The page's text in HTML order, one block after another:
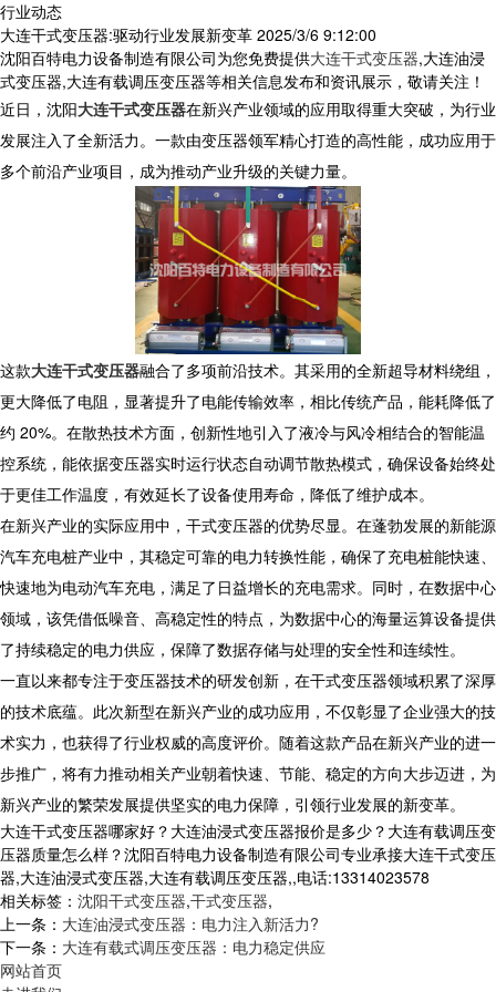
行业动态
大连干式变压器:驱动行业发展新变革 2025/3/6 9:12:00
沈阳百特电力设备制造有限公司为您免费提供大连干式变压器,大连油浸
式变压器,大连有载调压变压器等相关信息发布和资讯展示，敬请关注！
近日，沈阳大连干式变压器在新兴产业领域的应用取得重大突破，为行业
发展注入了全新活力。一款由变压器领军精心打造的高性能，成功应用于
多个前沿产业项目，成为推动产业升级的关键力量。
这款大连干式变压器融合了多项前沿技术。其采用的全新超导材料绕组，
更大降低了电阻，显著提升了电能传输效率，相比传统产品，能耗降低了
约 20%。在散热技术方面，创新性地引入了液冷与风冷相结合的智能温
控系统，能依据变压器实时运行状态自动调节散热模式，确保设备始终处
于更佳工作温度，有效延长了设备使用寿命，降低了维护成本。
在新兴产业的实际应用中，干式变压器的优势尽显。在蓬勃发展的新能源
汽车充电桩产业中，其稳定可靠的电力转换性能，确保了充电桩能快速、
快速地为电动汽车充电，满足了日益增长的充电需求。同时，在数据中心
领域，该凭借低噪音、高稳定性的特点，为数据中心的海量运算设备提供
了持续稳定的电力供应，保障了数据存储与处理的安全性和连续性。
一直以来都专注于变压器技术的研发创新，在干式变压器领域积累了深厚
的技术底蕴。此次新型在新兴产业的成功应用，不仅彰显了企业强大的技
术实力，也获得了行业权威的高度评价。随着这款产品在新兴产业的进一
步推广，将有力推动相关产业朝着快速、节能、稳定的方向大步迈进，为
新兴产业的繁荣发展提供坚实的电力保障，引领行业发展的新变革。
大连干式变压器哪家好？大连油浸式变压器报价是多少？大连有载调压变
压器质量怎么样？沈阳百特电力设备制造有限公司专业承接大连干式变压
器,大连油浸式变压器,大连有载调压变压器,,电话:13314023578
相关标签： 沈阳干式变压器,干式变压器,
上一条： 大连油浸式变压器：电力注入新活力?
下一条： 大连有载式调压变压器：电力稳定供应
网站首页